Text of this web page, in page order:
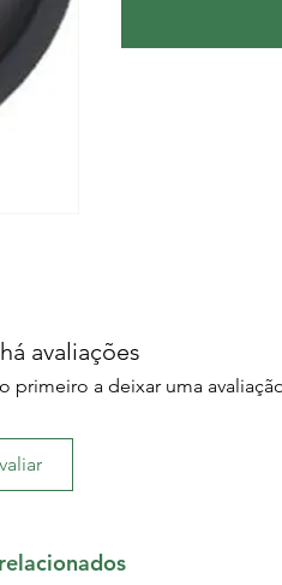
avaliações
primeiro a deixar uma